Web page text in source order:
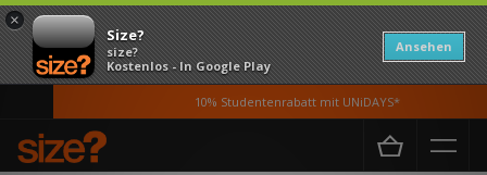
×
Size?
size?
Kostenlos - In Google Play
Ansehen
10% Studentenrabatt mit UNiDAYS*
Home Herren